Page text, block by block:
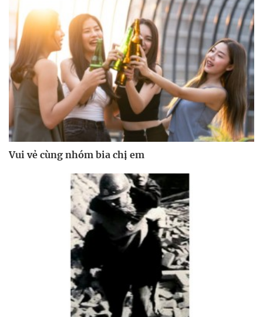
Vui vẻ cùng nhóm bia chị em